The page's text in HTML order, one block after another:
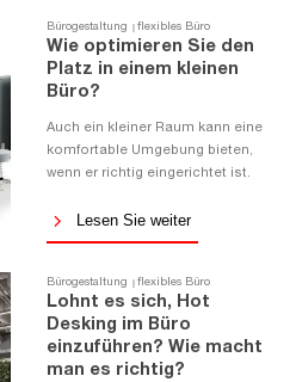
Bürogestaltung flexibles Büro
Wie optimieren Sie den
Platz in einem kleinen
Büro?
Auch ein kleiner Raum kann eine
komfortable Umgebung bieten,
wenn er richtig eingerichtet ist.
Lesen Sie weiter
Bürogestaltung flexibles Büro
Lohnt es sich, Hot
Desking im Büro
einzuführen? Wie macht
man es richtig?